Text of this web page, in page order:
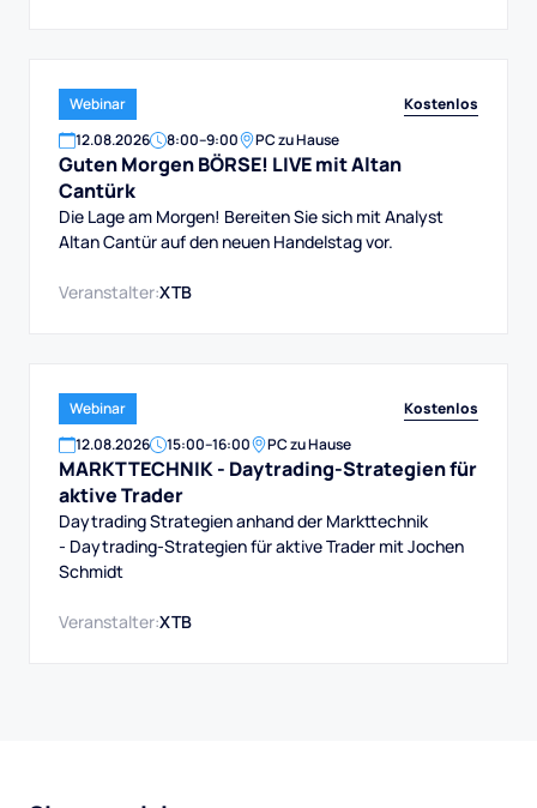
Webinar
Kostenlos
12.08.2026 8:00–9:00 PC zu Hause
Guten Morgen BÖRSE! LIVE mit Altan
Cantürk
Die Lage am Morgen! Bereiten Sie sich mit Analyst
Altan Cantür auf den neuen Handelstag vor.
Veranstalter:XTB
Webinar
Kostenlos
12.08.2026 15:00–16:00 PC zu Hause
MARKTTECHNIK - Daytrading-Strategien für
aktive Trader
Daytrading Strategien anhand der Markttechnik
- Daytrading-Strategien für aktive Trader mit Jochen
Schmidt
Veranstalter:XTB